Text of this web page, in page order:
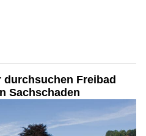
durchsuchen Freibad
Sachschaden